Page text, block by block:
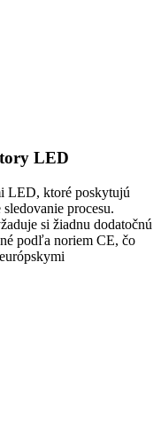
LED
LED, ktoré poskytujú
procesu.
si žiadnu dodatočnú
podľa noriem CE, čo